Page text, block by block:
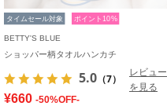
タイムセール対象 ポイント10%
BETTY'S BLUE
ショッパー柄タオルハンカチ
5.0 （7）
レビュー
を見る
¥660 -50%OFF-